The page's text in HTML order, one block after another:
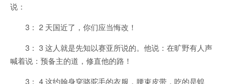
说：
3： 2 天国近了，你们应当悔改！
3： 3 这人就是先知以赛亚所说的。他说：在旷野有人声
喊着说：预备主的道，修直他的路！
3： 4 这约翰身穿骆驼毛的衣服，腰束皮带，吃的是蝗